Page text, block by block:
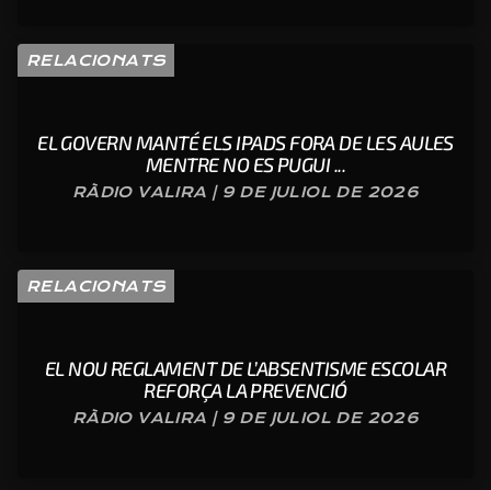
RELACIONATS
EL GOVERN MANTÉ ELS IPADS FORA DE LES AULES
MENTRE NO ES PUGUI ...
RÀDIO VALIRA | 9 DE JULIOL DE 2026
RELACIONATS
EL NOU REGLAMENT DE L’ABSENTISME ESCOLAR
REFORÇA LA PREVENCIÓ
RÀDIO VALIRA | 9 DE JULIOL DE 2026